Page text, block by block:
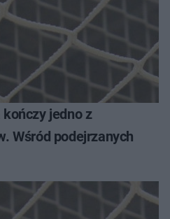
jedno z
Wśród podejrzanych